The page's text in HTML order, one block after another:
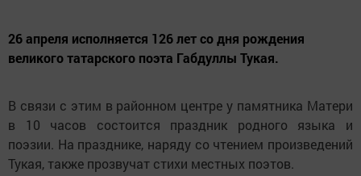
26 апреля исполняется 126 лет со дня рождения
великого татарского поэта Габдуллы Тукая.
В связи с этим в районном центре у памятника Матери
в 10 часов состоится праздник родного языка и
поэзии. На празднике, наряду со чтением произведений
Тукая, также прозвучат стихи местных поэтов.